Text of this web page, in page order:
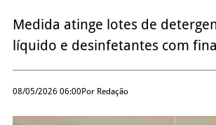
Medida atinge lotes de
líquido e desinfetantes com
08/05/2026 06:00Por Redação